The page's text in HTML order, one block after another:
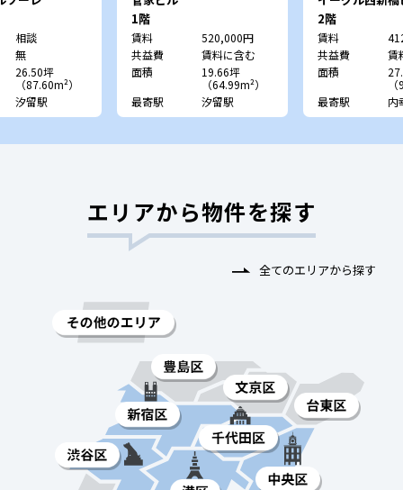
相談
無
26.50坪
（87.60m²）
汐留駅
1階
賃料
520,000円
共益費
賃料に含む
面積
19.66坪
（64.99m²）
最寄駅
汐留駅
2階
賃料
共益費
賃
面積
最寄駅
内
エリアから物件を探す
全てのエリアから探す